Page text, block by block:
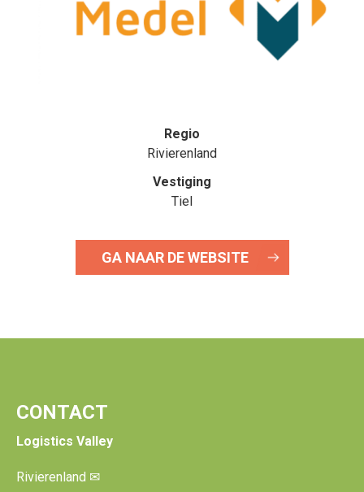
Regio
Rivierenland
Vestiging
Tiel
GA NAAR DE WEBSITE
CONTACT
Logistics Valley
Rivierenland ✉